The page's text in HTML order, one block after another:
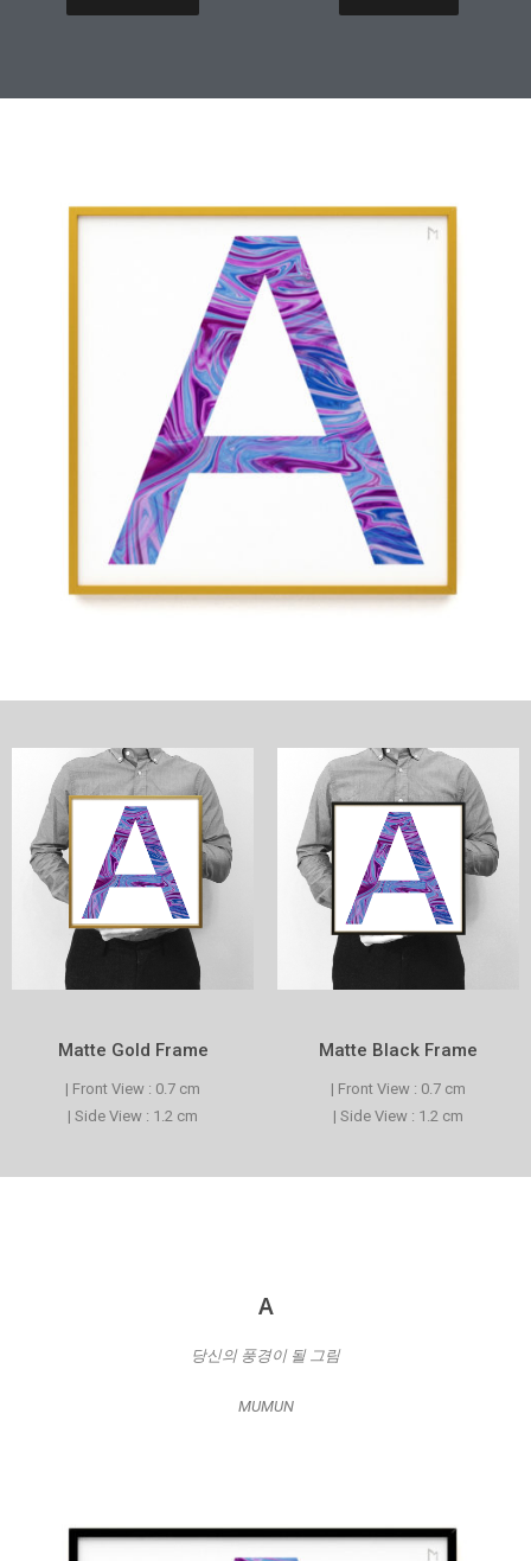
Matte Gold Frame
| Front View : 0.7 cm
| Side View : 1.2 cm
Matte Black Frame
| Front View : 0.7 cm
| Side View : 1.2 cm
A
당신의 풍경이 될 그림
MUMUN